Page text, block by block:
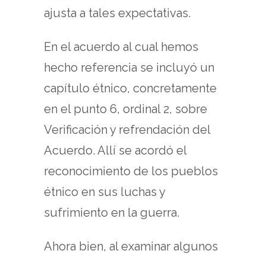
ajusta a tales expectativas.
En el acuerdo al cual hemos
hecho referencia se incluyó un
capítulo étnico, concretamente
en el punto 6, ordinal 2, sobre
Verificación y refrendación del
Acuerdo. Allí se acordó el
reconocimiento de los pueblos
étnico en sus luchas y
sufrimiento en la guerra.
Ahora bien, al examinar algunos